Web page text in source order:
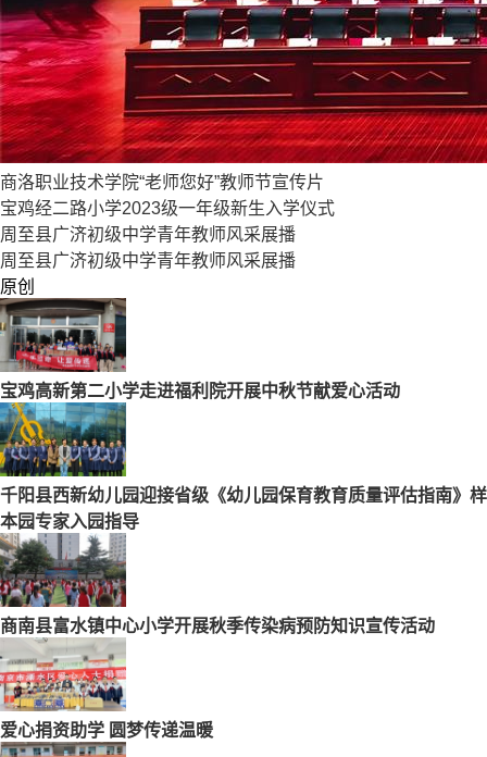
商洛职业技术学院“老师您好”教师节宣传片
宝鸡经二路小学2023级一年级新生入学仪式
周至县广济初级中学青年教师风采展播
周至县广济初级中学青年教师风采展播
原创
宝鸡高新第二小学走进福利院开展中秋节献爱心活动
千阳县西新幼儿园迎接省级《幼儿园保育教育质量评估指南》样
本园专家入园指导
商南县富水镇中心小学开展秋季传染病预防知识宣传活动
爱心捐资助学 圆梦传递温暖